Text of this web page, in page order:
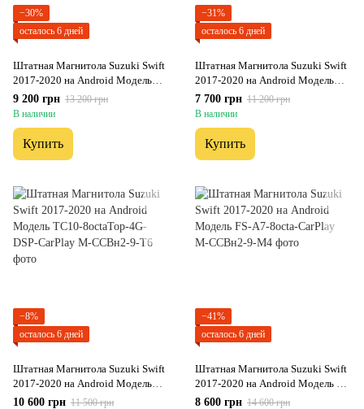
−30%
осталось 6 дней
Штатная Магнитола Suzuki Swift
2017-2020 на Android Модель
XYAuto-5760-8octa-4G-DSP-
CarPlay
9 200 грн 13 200 грн
В наличии
Купить
−31%
осталось 6 дней
Штатная Магнитола Suzuki Swift
2017-2020 на Android Модель
XYAuto-7212-8octa-CarPlay
7 700 грн 11 200 грн
В наличии
Купить
−8%
осталось 6 дней
Штатная Магнитола Suzuki Swift
2017-2020 на Android Модель
ТС10-8octaTop-4G-DSP-CarPlay
10 600 грн 11 500 грн
−41%
осталось 6 дней
Штатная Магнитола Suzuki Swift
2017-2020 на Android Модель FS-
A7-8octa-CarPlay
8 600 грн 14 600 грн